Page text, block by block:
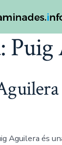
Puig
Aguilera és